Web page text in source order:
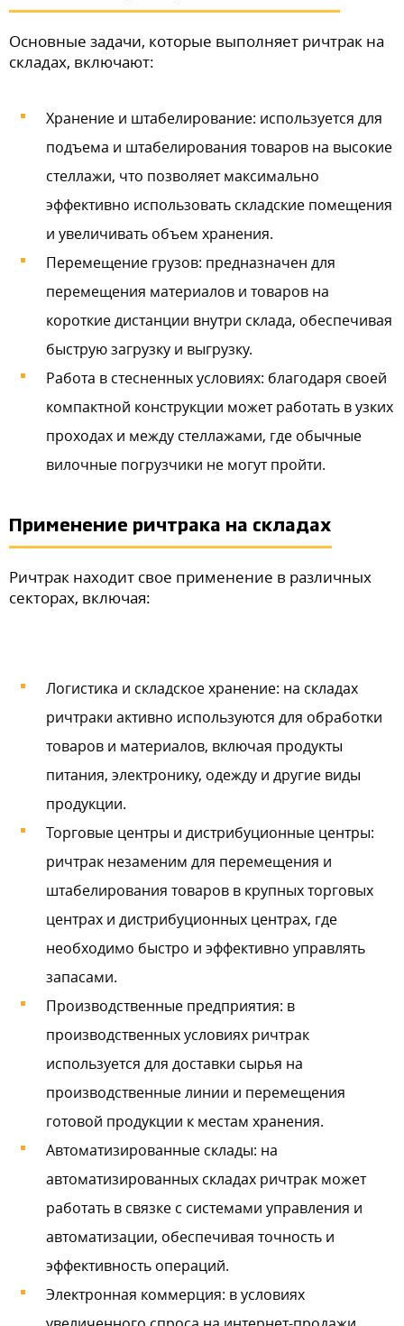
Основные задачи, которые выполняет ричтрак на
складах, включают:
Хранение и штабелирование: используется для
подъема и штабелирования товаров на высокие
стеллажи, что позволяет максимально
эффективно использовать складские помещения
и увеличивать объем хранения.
Перемещение грузов: предназначен для
перемещения материалов и товаров на
короткие дистанции внутри склада, обеспечивая
быструю загрузку и выгрузку.
Работа в стесненных условиях: благодаря своей
компактной конструкции может работать в узких
проходах и между стеллажами, где обычные
вилочные погрузчики не могут пройти.
Применение ричтрака на складах
Ричтрак находит свое применение в различных
секторах, включая:
Логистика и складское хранение: на складах
ричтраки активно используются для обработки
товаров и материалов, включая продукты
питания, электронику, одежду и другие виды
продукции.
Торговые центры и дистрибуционные центры:
ричтрак незаменим для перемещения и
штабелирования товаров в крупных торговых
центрах и дистрибуционных центрах, где
необходимо быстро и эффективно управлять
запасами.
Производственные предприятия: в
производственных условиях ричтрак
используется для доставки сырья на
производственные линии и перемещения
готовой продукции к местам хранения.
Автоматизированные склады: на
автоматизированных складах ричтрак может
работать в связке с системами управления и
автоматизации, обеспечивая точность и
эффективность операций.
Электронная коммерция: в условиях